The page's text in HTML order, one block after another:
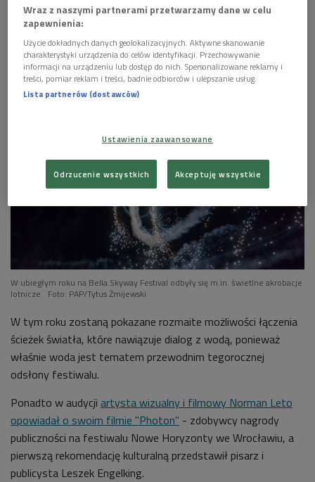
 02'01
Leszek Engelking o filmie "Pociąg" Jerzego
Kawalerowicza (Poranek Dwójki)
W ubiegłym roku na Bella Skyway Festival odbyły się m.in. świetlne akrobacje
lotnicze
Foto: PAP/Tytus Żmijewski
W tym roku zostaną pokazane rozmaite możliwości łączenia
ścieżek światła, które nawiązuje dialog z wodą, ponieważ
właśnie woda jest tematem przewodnim tegorocznej
odsłony festiwalu.
Ponadto w audycji artysta wizualny i filmowy Norman Leto
opowiadał o swoim filmie "Photon" - zdobywcy nagrody
publiczności na festiwalu Nowe Horyzonty we Wrocławiu, a
pierwszą rekomendację kulturalną przedstawił pisarz i
publicysta Leszek Engelking.
Wraz z naszymi partnerami przetwarzamy dane w celu
zapewnienia:
Użycie dokładnych danych geolokalizacyjnych. Aktywne skanowanie
charakterystyki urządzenia do celów identyfikacji. Przechowywanie
informacji na urządzeniu lub dostęp do nich. Spersonalizowane reklamy i
treści, pomiar reklam i treści, badnie odbiorców i ulepszanie usług.
Lista partnerów (dostawców)
Ustawienia zaawansowane
Odrzucenie wszystkich Akceptuję wszystkie